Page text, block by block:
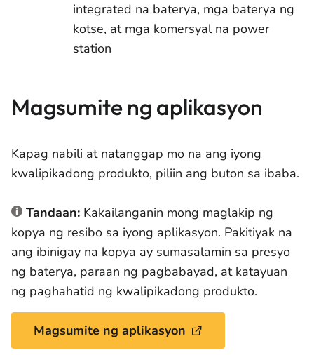
integrated na baterya, mga baterya ng
kotse, at mga komersyal na power
station
Magsumite ng aplikasyon
Kapag nabili at natanggap mo na ang iyong
kwalipikadong produkto, piliin ang buton sa ibaba.
Tandaan: Kakailanganin mong maglakip ng
kopya ng resibo sa iyong aplikasyon. Pakitiyak na
ang ibinigay na kopya ay sumasalamin sa presyo
ng baterya, paraan ng pagbabayad, at katayuan
ng paghahatid ng kwalipikadong produkto.
Magsumite ng aplikasyon